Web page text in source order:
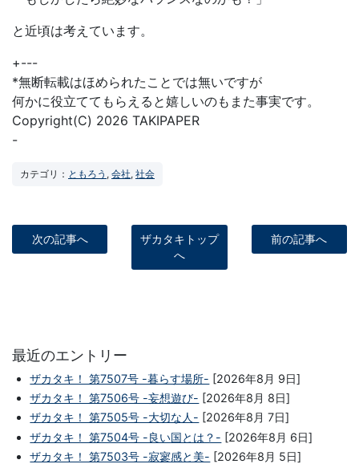
と近頃は考えています。
+---
*無断転載はほめられたことでは無いですが
何かに役立ててもらえると嬉しいのもまた事実です。
Copyright(C) 2026 TAKIPAPER
-
カテゴリ： ともろう , 会社, 社会
次の記事へ
ザカタキトップ
へ
前の記事へ
最近のエントリー
ザカタキ！ 第7507号 -暮らす場所- [2026年8月 9日]
ザカタキ！ 第7506号 -妄想遊び- [2026年8月 8日]
ザカタキ！ 第7505号 -大切な人- [2026年8月 7日]
ザカタキ！ 第7504号 -良い国とは？- [2026年8月 6日]
ザカタキ！ 第7503号 -寂寥感と美- [2026年8月 5日]